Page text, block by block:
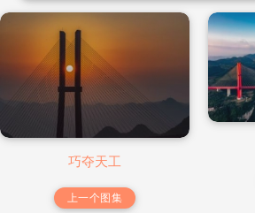
巧夺天工
上一个图集